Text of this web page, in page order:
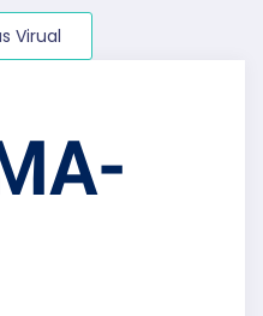
Virual